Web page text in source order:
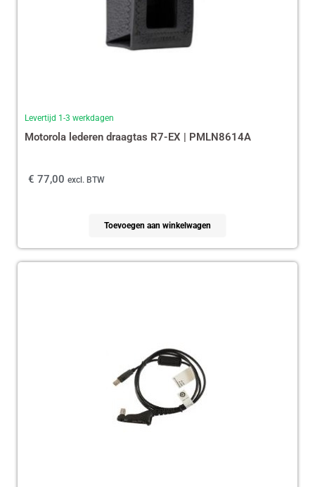
Levertijd 1-3 werkdagen
Motorola lederen draagtas R7-EX | PMLN8614A
€ 77,00 excl. BTW
Toevoegen aan winkelwagen